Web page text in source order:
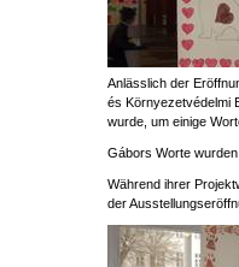
Anlässlich der
és Környezetvédelmi
wurde, um einige
Gábors Worte wurden
Während ihrer
der